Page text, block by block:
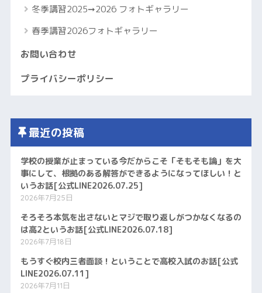
冬季講習2025➞2026 フォトギャラリー
春季講習2026フォトギャラリー
お問い合わせ
プライバシーポリシー
最近の投稿
学校の授業が止まっている今だからこそ「そもそも論」を大
事にして、根拠のある解答ができるようになってほしい！と
いうお話[公式LINE2026.07.25]
2026年7月25日
そろそろ本気を出さないとマジで取り返しがつかなくなるの
は高2というお話[公式LINE2026.07.18]
2026年7月18日
もうすぐ校内三者面談！ということで高校入試のお話[公式
LINE2026.07.11]
2026年7月11日